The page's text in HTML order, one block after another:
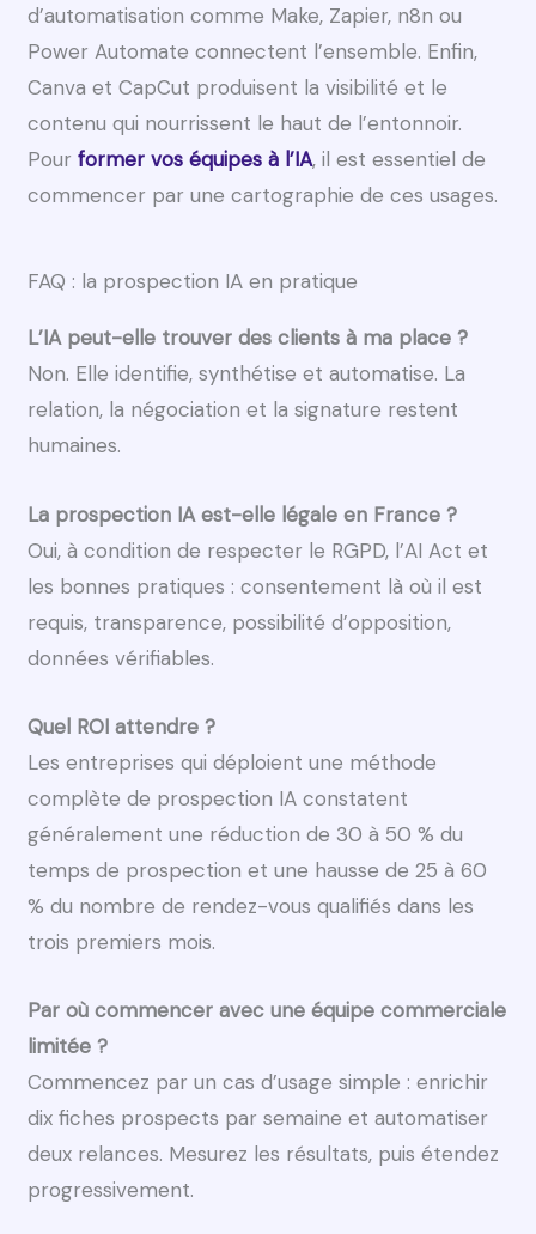
d’automatisation comme Make, Zapier, n8n ou
Power Automate connectent l’ensemble. Enfin,
Canva et CapCut produisent la visibilité et le
contenu qui nourrissent le haut de l’entonnoir.
Pourformer vos équipes à l’IA, il est essentiel de
commencer par une cartographie de ces usages.
FAQ : la prospection IA en pratique
L’IA peut-elle trouver des clients à ma place ?
Non. Elle identifie, synthétise et automatise. La
relation, la négociation et la signature restent
humaines.
La prospection IA est-elle légale en France ?
Oui, à condition de respecter le RGPD, l’AI Act et
les bonnes pratiques : consentement là où il est
requis, transparence, possibilité d’opposition,
données vérifiables.
Quel ROI attendre ?
Les entreprises qui déploient une méthode
complète de prospection IA constatent
généralement une réduction de 30 à 50 % du
temps de prospection et une hausse de 25 à 60
% du nombre de rendez-vous qualifiés dans les
trois premiers mois.
Par où commencer avec une équipe commerciale
limitée ?
Commencez par un cas d’usage simple : enrichir
dix fiches prospects par semaine et automatiser
deux relances. Mesurez les résultats, puis étendez
progressivement.